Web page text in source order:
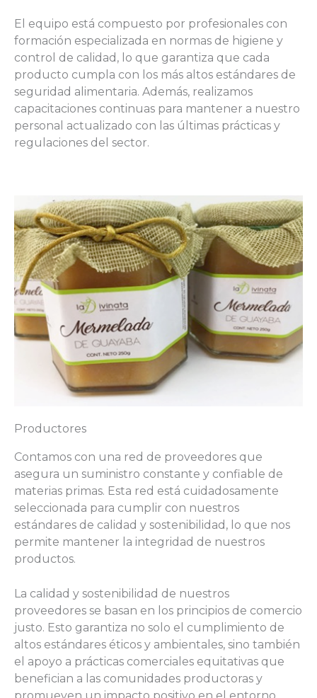
El equipo está compuesto por profesionales con
formación especializada en normas de higiene y
control de calidad, lo que garantiza que cada
producto cumpla con los más altos estándares de
seguridad alimentaria. Además, realizamos
capacitaciones continuas para mantener a nuestro
personal actualizado con las últimas prácticas y
regulaciones del sector.
Productores
Contamos con una red de proveedores que
asegura un suministro constante y confiable de
materias primas. Esta red está cuidadosamente
seleccionada para cumplir con nuestros
estándares de calidad y sostenibilidad, lo que nos
permite mantener la integridad de nuestros
productos.
La calidad y sostenibilidad de nuestros
proveedores se basan en los principios de comercio
justo. Esto garantiza no solo el cumplimiento de
altos estándares éticos y ambientales, sino también
el apoyo a prácticas comerciales equitativas que
benefician a las comunidades productoras y